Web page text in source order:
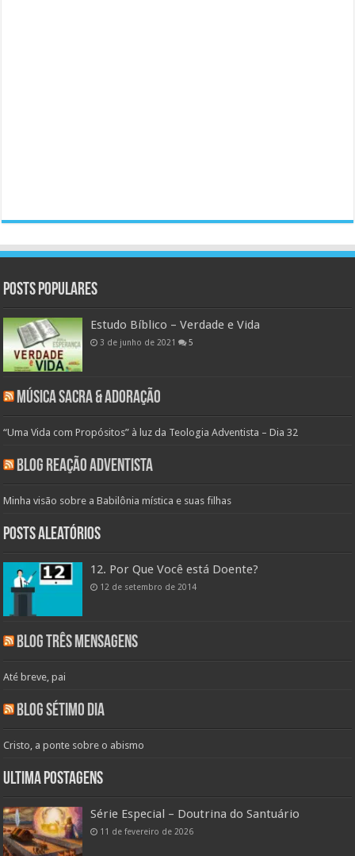
Posts populares
Estudo Bíblico – Verdade e Vida
3 de junho de 2021 5
Música Sacra & Adoração
“Uma Vida com Propósitos” à luz da Teologia Adventista – Dia 32
Blog Reação Adventista
Minha visão sobre a Babilônia mística e suas filhas
Posts aleatórios
12. Por Que Você está Doente?
12 de setembro de 2014
Blog Três Mensagens
Até breve, pai
Blog Sétimo Dia
Cristo, a ponte sobre o abismo
Ultima Postagens
Série Especial – Doutrina do Santuário
11 de fevereiro de 2026